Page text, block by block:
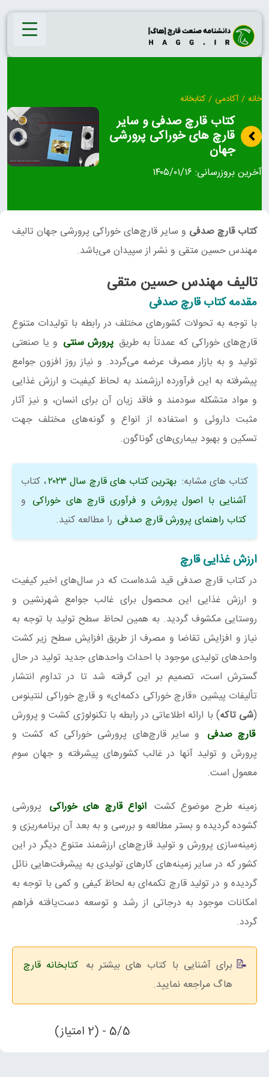
Skip
content
خانه / آکادمی / کتابخانه
کتاب قارچ صدفی و سایر
قارچ‌ های خوراکی پرورشی
جهان
آخرین بروزرسانی: ۱۴۰۵/۰۱/۱۶
کتاب قارچ صدفی و سایر قارچ‌های خوراکی پرورشی جهان تالیف
مهندس حسین متقی و نشر از سپیدان می‌باشد.
تالیف مهندس حسین متقی
مقدمه کتاب قارچ صدفی
با توجه به تحولات کشورهای مختلف در رابطه با تولیدات متنوع
قارچ‌های خوراکی که عمدتاً به طریق پرورش سنتی و یا صنعتی
تولید و به بازار مصرف عرضه می‌گردد. و نیاز روز افزون جوامع
پیشرفته به این فرآورده ارزشمند به لحاظ کیفیت و ارزش غذایی
و مواد متشکله سودمند و فاقد زیان آن برای انسان، و نیز آثار
مثبت داروئی و استفاده از انواع و گونه‌های مختلف جهت
تسکین و بهبود بیماری‌های گوناگون.
کتاب ‌های مشابه: بهترین کتاب های قارچ سال ۲۰۲۳
، کتاب
آشنایی با اصول پرورش و فرآوری قارچ های خوراکی و
کتاب راهنمای پرورش قارچ صدفی را مطالعه کنید.
ارزش غذایی قارچ
در کتاب قارچ صدفی قید شده‌است که در سال‌های اخیر کیفیت
و ارزش غذایی این محصول برای غالب جوامع شهرنشین و
روستایی مکشوف گردید. به همین لحاظ سطح تولید با توجه به
نیاز و افزایش تقاضا و مصرف از طریق افزایش سطح زیر کشت
واحدهای تولیدی موجود با احداث واحدهای جدید تولید در حال
گسترش است، تصمیم بر این گرفته شد تا در تداوم انتشار
تألیفات پیشین «قارچ خوراکی دکمه‌ای» و قارچ خوراکی لنتینوس
(شی تاکه) با ارائه اطلاعاتی در رابطه با تکنولوژی کشت و پرورش
قارچ صدفی و سایر قارچ‌های پرورشی خوراکی که کشت و
پرورش و تولید آنها در غالب کشورهای پیشرفته و جهان سوم
معمول است.
زمینه طرح موضوع کشت انواع قارچ‌ های خوراکی پرورشی
گشوده گردیده و بستر مطالعه و بررسی و به بعد آن برنامه‌ریزی و
زمینه‌سازی پرورش و تولید قارچ‌های ارزشمند متنوع دیگر در این
کشور که در سایر زمینه‌های کارهای تولیدی به پیشرفت‌هایی نائل
گردیده و در تولید قارچ تکمه‌ای به لحاظ کیفی و کمی با توجه به
امکانات موجود به درجاتی از رشد و توسعه دست‌یافته فراهم
گردد.
برای آشنایی با کتاب های بیشتر به کتابخانه قارچ
هاگ مراجعه نمایید.
5/5 - (2 امتیاز)